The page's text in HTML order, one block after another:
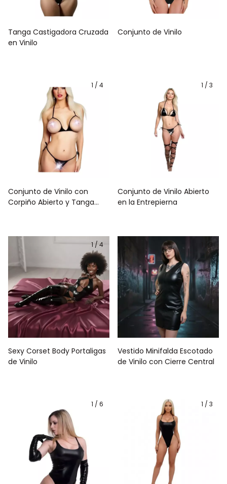
Tanga Castigadora Cruzada
en Vinilo
Conjunto de Vinilo
1 / 4
Conjunto de Vinilo con
Corpiño Abierto y Tanga
1 / 3
Conjunto de Vinilo Abierto
en la Entrepierna
1 / 4
Sexy Corset Body Portaligas
de Vinilo
Vestido Minifalda Escotado
de Vinilo con Cierre Central
1 / 6 1 / 3